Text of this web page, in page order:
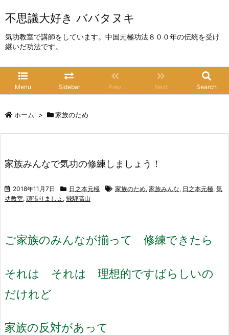
不思議大好き ババタヌキ
気功教室で講師をしています。中国元極功法８００年の伝統を受け
継いだ功法です。
Menu Sidebar Prev Next Search
ホーム > 家族のため
家族みんなで気功の修練しましょう！
2018年11月7日 日之本元極 家族のため, 家族みんな, 日之本元極, 気
功教室, 頑張りましょ , 飛騨高山
ご家族のみんなが揃って 修練できたら
それは それは 理想的ですばらしいの
だけれど
家族の反対があって